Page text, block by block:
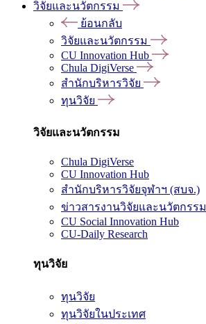
วิจัยและนวัตกรรม
ย้อนกลับ
วิจัยและนวัตกรรม
CU Innovation Hub
Chula DigiVerse
สำนักบริหารวิจัย
ทุนวิจัย
วิจัยและนวัตกรรม
Chula DigiVerse
CU Innovation Hub
สำนักบริหารวิจัยจุฬาฯ (สบจ.)
ข่าวสารงานวิจัยและนวัตกรรม
CU Social Innovation Hub
CU-Daily Research
ทุนวิจัย
ทุนวิจัย
ทุนวิจัยในประเทศ